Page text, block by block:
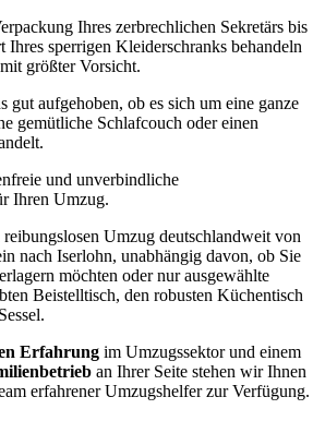
Ihres zerbrechlichen Sekretärs bis
Ihres sperrigen Kleiderschranks behandeln
größter Vorsicht.
gut aufgehoben, ob es sich um eine ganze
gemütliche Schlafcouch oder einen
und unverbindliche
Ihren Umzug.
Umzug deutschlandweit von
nach Iserlohn, unabhängig davon, ob Sie
möchten oder nur ausgewählte
Beistelltisch, den robusten Küchentisch
Erfahrung im Umzugssektor und einem
an Ihrer Seite stehen wir Ihnen
erfahrener Umzugshelfer zur Verfügung.